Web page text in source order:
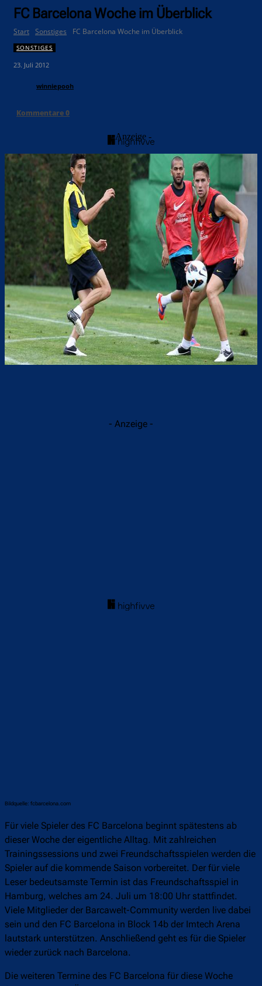
FC Barcelona Woche im Überblick
Start Sonstiges FC Barcelona Woche im Überblick
SONSTIGES
23. Juli 2012
winniepooh
Kommentare0
- Anzeige -
- Anzeige -
Bildquelle: fcbarcelona.com
Für viele Spieler des FC Barcelona beginnt spätestens ab
dieser Woche der eigentliche Alltag. Mit zahlreichen
Trainingssessions und zwei Freundschaftsspielen werden die
Spieler auf die kommende Saison vorbereitet. Der für viele
Leser bedeutsamste Termin ist das Freundschaftsspiel in
Hamburg, welches am 24. Juli um 18:00 Uhr stattfindet.
Viele Mitglieder der Barcawelt-Community werden live dabei
sein und den FC Barcelona in Block 14b der Imtech Arena
lautstark unterstützen. Anschließend geht es für die Spieler
wieder zurück nach Barcelona.
Die weiteren Termine des FC Barcelona für diese Woche